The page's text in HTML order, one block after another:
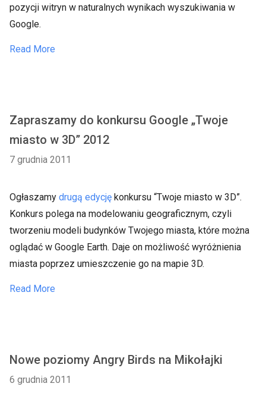
pozycji witryn w naturalnych wynikach wyszukiwania w
Google.
Read More
Zapraszamy do konkursu Google „Twoje
miasto w 3D” 2012
7 grudnia 2011
Ogłaszamy drugą edycję konkursu “Twoje miasto w 3D”.
Konkurs polega na modelowaniu geograficznym, czyli
tworzeniu modeli budynków Twojego miasta, które można
oglądać w Google Earth. Daje on możliwość wyróżnienia
miasta poprzez umieszczenie go na mapie 3D.
Read More
Nowe poziomy Angry Birds na Mikołajki
6 grudnia 2011